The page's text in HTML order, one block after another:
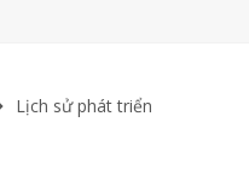
Lịch sử phát triển